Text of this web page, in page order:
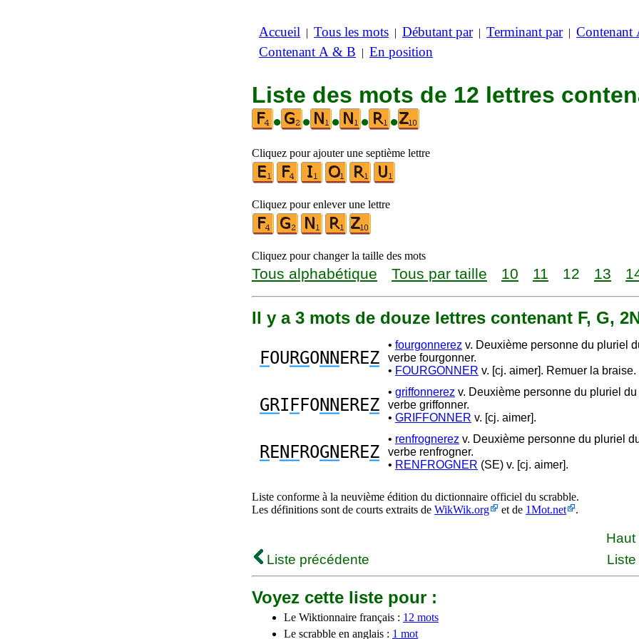
Accueil | Tous les mots | Débutant par| Terminant par| Contenant
Contenant A & B | En position
Liste des mots de 12 lettres
•
• • • •
Cliquez pour ajouter une septième lettre
Cliquez pour enlever une lettre
Cliquez pour changer la taille des mots
Tous alphabétique Tous par taille 10 11 12 13
Il y a 3 mots de douze lettres contenant F, G,
FOURGONN EREZ
• fourgonnerez v. Deuxième personne du pluriel
verbe fourgonner.
• FOURGONNER v. [cj. aimer]. Remuer la braise.
GRI F FONN EREZ
• griffonnerez v. Deuxième personne du pluriel du
verbe griffonner.
• GRIFFONNER v. [cj. aimer].
RENFROGN EREZ
• renfrognerez v. Deuxième personne du pluriel
verbe renfrogner.
• RENFROGNER (SE) v. [cj. aimer].
Liste conforme à la neuvième édition du dictionnaire officiel du scrabble.
Les définitions sont de courts extraits de WikWik.org et de 1Mot.net .
Haut
Liste précédente
Voyez cette liste pour :
Le Wiktionnaire français : 12 mots
Le scrabble en anglais : 1 mot